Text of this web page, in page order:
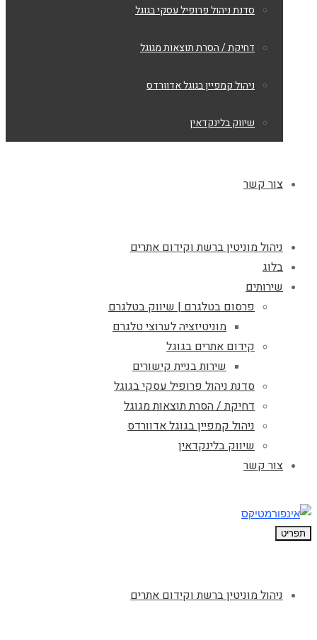
סדנת ניהול פרופיל עסקי בגוגל
דחיקת / הסרת תוצאות מגוגל
ניהול קמפיין בגוגל אדוורדס
שיווק בלינקדאין
צור קשר
ניהול מוניטין ברשת וקידום אתרים
בלוג
שירותים
פרסום בטלגרם | שיווק בטלגרם
מוניטיזציה לערוצי טלגרם
קידום אתרים בגוגל
שירות בניית קישורים
סדנת ניהול פרופיל עסקי בגוגל
דחיקת / הסרת תוצאות מגוגל
ניהול קמפיין בגוגל אדוורדס
שיווק בלינקדאין
צור קשר
תפריט
ניהול מוניטין ברשת וקידום אתרים